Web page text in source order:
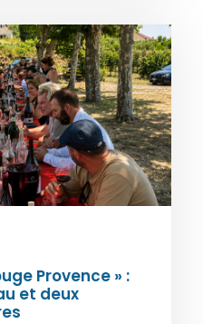
Provence » :
et deux